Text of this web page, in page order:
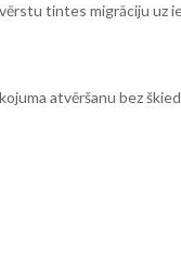
tintes migrāciju uz
atvēršanu bez